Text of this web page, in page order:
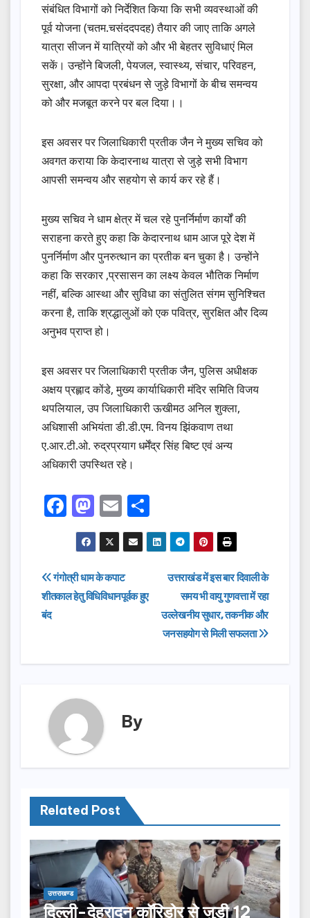
संबंधित विभागों को निर्देशित किया कि सभी व्यवस्थाओं की
पूर्व योजना (चतम.चसंददपदह) तैयार की जाए ताकि अगले
यात्रा सीजन में यात्रियों को और भी बेहतर सुविधाएं मिल
सकें। उन्होंने बिजली, पेयजल, स्वास्थ्य, संचार, परिवहन,
सुरक्षा, और आपदा प्रबंधन से जुड़े विभागों के बीच समन्वय
को और मजबूत करने पर बल दिया।।
इस अवसर पर जिलाधिकारी प्रतीक जैन ने मुख्य सचिव को
अवगत कराया कि केदारनाथ यात्रा से जुड़े सभी विभाग
आपसी समन्वय और सहयोग से कार्य कर रहे हैं।
मुख्य सचिव ने धाम क्षेत्र में चल रहे पुनर्निर्माण कार्यों की
सराहना करते हुए कहा कि केदारनाथ धाम आज पूरे देश में
पुनर्निर्माण और पुनरुत्थान का प्रतीक बन चुका है। उन्होंने
कहा कि सरकार ,प्रसासन का लक्ष्य केवल भौतिक निर्माण
नहीं, बल्कि आस्था और सुविधा का संतुलित संगम सुनिश्चित
करना है, ताकि श्रद्धालुओं को एक पवित्र, सुरक्षित और दिव्य
अनुभव प्राप्त हो।
इस अवसर पर जिलाधिकारी प्रतीक जैन, पुलिस अधीक्षक
अक्षय प्रह्लाद कोंडे, मुख्य कार्याधिकारी मंदिर समिति विजय
थपलियाल, उप जिलाधिकारी ऊखीमठ अनिल शुक्ला,
अधिशासी अभियंता डी.डी.एम. विनय झिंकवाण तथा
ए.आर.टी.ओ. रुद्रप्रयाग धर्मेंद्र सिंह बिष्ट एवं अन्य
अधिकारी उपस्थित रहे।
F
a
c
e
b
k
M
a
st
o
d
E
m
ail
h
ar
Post
navigation
उत्तराखंड में इस बार दिवाली के
समय भी वायु गुणवत्ता में रहा
उल्लेखनीय सुधार, तकनीक और
जनसहयोग से मिली सफलता
गंगोत्री धाम के कपाट
शीतकाल हेतु विधिविधानपूर्वक हुए
बंद
By
Related Post
उत्तराखण्ड
दिल्ली-देहरादून कॉरिडोर से जुड़ी 12